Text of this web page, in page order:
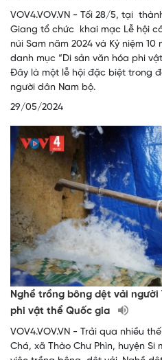
VOV4.VOV.VN - Tối 28/5, tại
Giang tổ chức khai mạc Lễ hội
núi Sam năm 2024 và Kỷ niệm
danh mục “Di sản văn hóa phi
Đây là một lễ hội đặc biệt trong
người dân Nam bộ.
29/05/2024
Nghề trồng bông dệt vải người
phi vật thể Quốc gia
VOV4.VOV.VN - Trải qua nhiều
Chá, xã Thào Chư Phìn, huyện